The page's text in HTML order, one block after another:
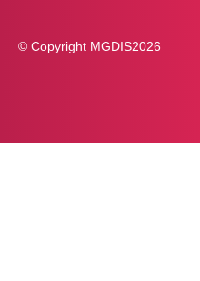
© Copyright MGDIS2026